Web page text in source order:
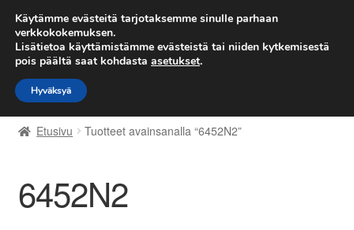
TOIMITUS alkaen 7 EUR
Siirry
navigointiin
Siirry
sisältöön
Etusivu
Kärry
Käyttöehdot
Etusivu Tuotteet avainsanalla “6452N2”
6452N2
Käytämme evästeitä tarjotaksemme sinulle parhaan
verkkokokemuksen.
Lisätietoa käyttämistämme evästeistä tai niiden kytkemisestä
pois päältä saat kohdasta asetukset.
Hyväksyä